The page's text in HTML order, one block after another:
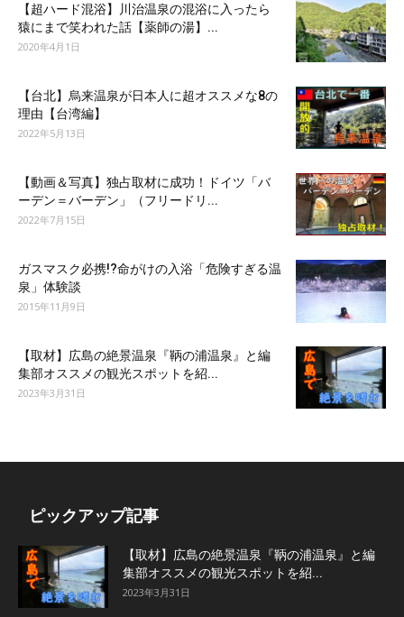
【超ハード混浴】川治温泉の混浴に入ったら
猿にまで笑われた話【薬師の湯】...
2020年4月1日
【台北】烏来温泉が日本人に超オススメな8の
理由【台湾編】
2022年5月13日
【動画＆写真】独占取材に成功！ドイツ「バ
ーデン＝バーデン」（フリードリ...
2022年7月15日
ガスマスク必携!?命がけの入浴「危険すぎる温
泉」体験談
2015年11月9日
【取材】広島の絶景温泉『鞆の浦温泉』と編
集部オススメの観光スポットを紹...
2023年3月31日
ピックアップ記事
【取材】広島の絶景温泉『鞆の浦温泉』と編
集部オススメの観光スポットを紹...
2023年3月31日